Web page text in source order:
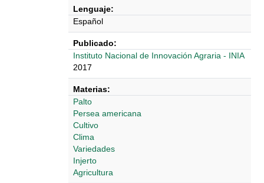
Lenguaje:
Español
Publicado:
Instituto Nacional de Innovación Agraria - INIA
2017
Materias:
Palto
Persea americana
Cultivo
Clima
Variedades
Injerto
Agricultura